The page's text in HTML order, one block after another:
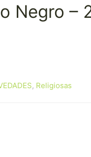
Negro –
, Religiosas